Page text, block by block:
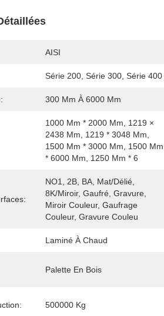
AISI
Série 200, Série 300, Série 400
300 Mm À 6000 Mm
1000 Mm * 2000 Mm, 1219 ×
2438 Mm, 1219 * 3048 Mm,
1500 Mm * 3000 Mm, 1500 Mm
* 6000 Mm, 1250 Mm * 6
NO1, 2B, BA, Mat/délié,
8K/miroir, Gaufré, Gravure,
Miroir Couleur, Gaufrage
Couleur, Gravure Couleu
Laminé À Chaud
Palette En Bois
500000 Kg